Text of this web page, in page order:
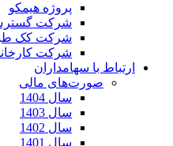
پروژه هیمکو
شرکت گسترش
شرکت کک
شرکت
ارتباط با سهامداران
صورت‌های مالی
سال 1404
سال 1403
سال 1402
سال 1401